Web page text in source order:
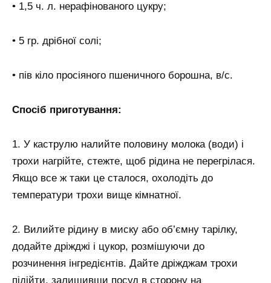
• 1,5 ч. л. нерафінованого цукру;
• 5 гр. дрібної солі;
• пів кіло просіяного пшеничного борошна, в/с.
Спосіб приготування:
1. У каструлю налийте половину молока (води) і
трохи нагрійте, стежте, щоб рідина не перегрілася.
Якщо все ж таки це сталося, охолодіть до
температури трохи вище кімнатної.
2. Вилийте рідину в миску або об’ємну тарілку,
додайте дріжджі і цукор, розмішуючи до
розчинення інгредієнтів. Дайте дріжджам трохи
підійти, залишивши посуд в сторону на